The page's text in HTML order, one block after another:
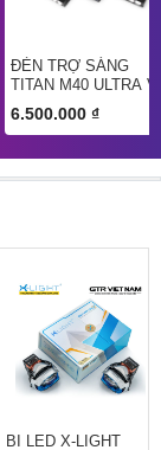
ĐÈN TRỢ SÁNG
TITAN M40 ULTRA
6.500.000 ₫
BI LED X-LIGHT